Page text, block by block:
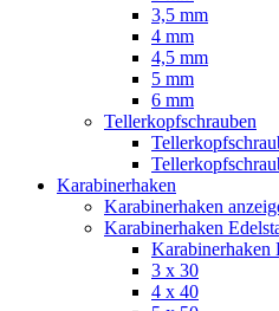
3,5 mm
4 mm
4,5 mm
5 mm
6 mm
Tellerkopfschrauben
Karabinerhaken
Karabinerhaken
Karabinerhaken
Karabinerhaken
3 x 30
4 x 40